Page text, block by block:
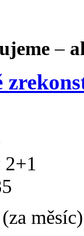
–
(za měsíc)